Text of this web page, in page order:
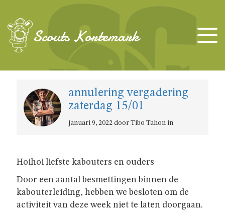
Scouts Kortemark
TAKKEN
KABOUTERS
WELPEN
JONGGIDSEN
JONGVERKENNERS
annulering vergadering
zaterdag 15/01
januari 9, 2022 door Tibo Tahon in
Hoihoi liefste kabouters en ouders
Door een aantal besmettingen binnen de
kabouterleiding, hebben we besloten om de
activiteit van deze week niet te laten doorgaan.